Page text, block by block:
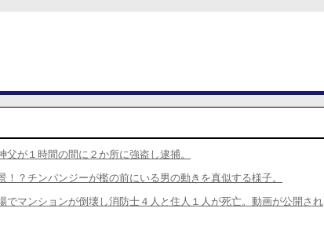
父が１時間の間に２か所に強盗し逮捕。
！？チンパンジーが檻の前にいる男の動きを真似する様子。
でマンションが倒壊し消防士４人と住人１人が死亡。動画が公開され